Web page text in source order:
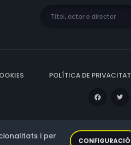
POLÍTICA DE PRIVACITAT
i per
CONFIGURACIÓ